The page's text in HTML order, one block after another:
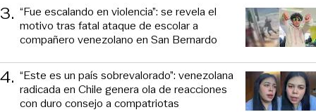
3. “Fue escalando en violencia”: se revela el
motivo tras fatal ataque de escolar a
compañero venezolano en San Bernardo
4. “Este es un país sobrevalorado”: venezolana
radicada en Chile genera ola de reacciones
con duro consejo a compatriotas